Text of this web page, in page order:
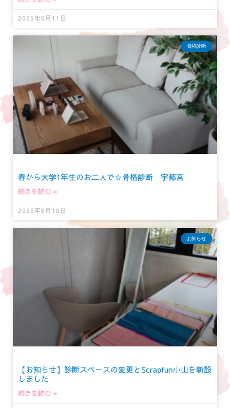
2025年6月11日
骨格診断
春から大学1年生のお二人で☆骨格診断 宇都宮
続きを読む »
2025年6月10日
お知らせ
【お知らせ】診断スペースの変更とScrapfun小山を新設
しました
続きを読む »